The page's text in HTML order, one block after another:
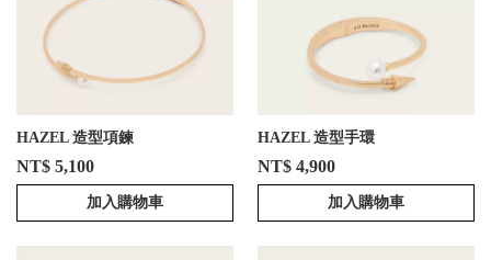
HAZEL 造型項鍊
NT$ 5,100
加入購物車
HAZEL 造型手環
NT$ 4,900
加入購物車